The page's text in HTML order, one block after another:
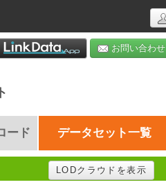
お問い合わせ
ード データセット一覧
LODクラウドを表示